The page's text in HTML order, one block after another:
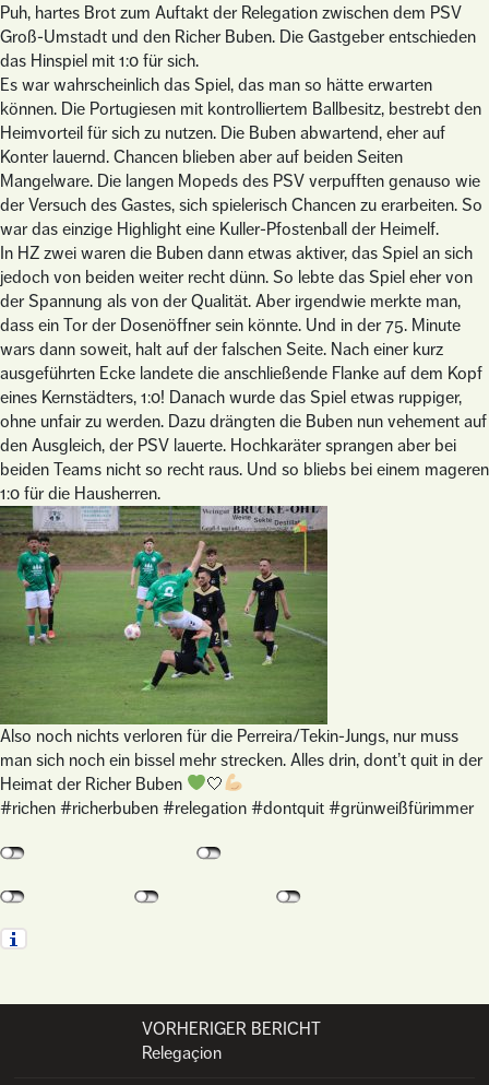
Puh, hartes Brot zum Auftakt der Relegation zwischen dem PSV
Groß-Umstadt und den Richer Buben. Die Gastgeber entschieden
das Hinspiel mit 1:0 für sich.
Es war wahrscheinlich das Spiel, das man so hätte erwarten
können. Die Portugiesen mit kontrolliertem Ballbesitz, bestrebt den
Heimvorteil für sich zu nutzen. Die Buben abwartend, eher auf
Konter lauernd. Chancen blieben aber auf beiden Seiten
Mangelware. Die langen Mopeds des PSV verpufften genauso wie
der Versuch des Gastes, sich spielerisch Chancen zu erarbeiten. So
war das einzige Highlight eine Kuller-Pfostenball der Heimelf.
In HZ zwei waren die Buben dann etwas aktiver, das Spiel an sich
jedoch von beiden weiter recht dünn. So lebte das Spiel eher von
der Spannung als von der Qualität. Aber irgendwie merkte man,
dass ein Tor der Dosenöffner sein könnte. Und in der 75. Minute
wars dann soweit, halt auf der falschen Seite. Nach einer kurz
ausgeführten Ecke landete die anschließende Flanke auf dem Kopf
eines Kernstädters, 1:0! Danach wurde das Spiel etwas ruppiger,
ohne unfair zu werden. Dazu drängten die Buben nun vehement auf
den Ausgleich, der PSV lauerte. Hochkaräter sprangen aber bei
beiden Teams nicht so recht raus. Und so bliebs bei einem mageren
1:0 für die Hausherren.
Also noch nichts verloren für die Perreira/Tekin-Jungs, nur muss
man sich noch ein bissel mehr strecken. Alles drin, dont’t quit in der
Heimat der Richer Buben
🤍
#richen #richerbuben #relegation #dontquit #grünweißfürimmer
Post navigationVORHERIGER BERICHT
Relegaçion